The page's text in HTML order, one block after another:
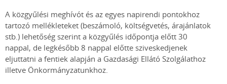
A közgyűlési meghívót és az egyes napirendi pontokhoz
tartozó mellékleteket (beszámoló, költségvetés, árajánlatok
stb.) lehetőség szerint a közgyűlés időpontja előtt 30
nappal, de legkésőbb 8 nappal előtte sziveskedjenek
eljuttatni a fentiek alapján a Gazdasági Ellátó Szolgálathoz
illetve Önkormányzatunkhoz.